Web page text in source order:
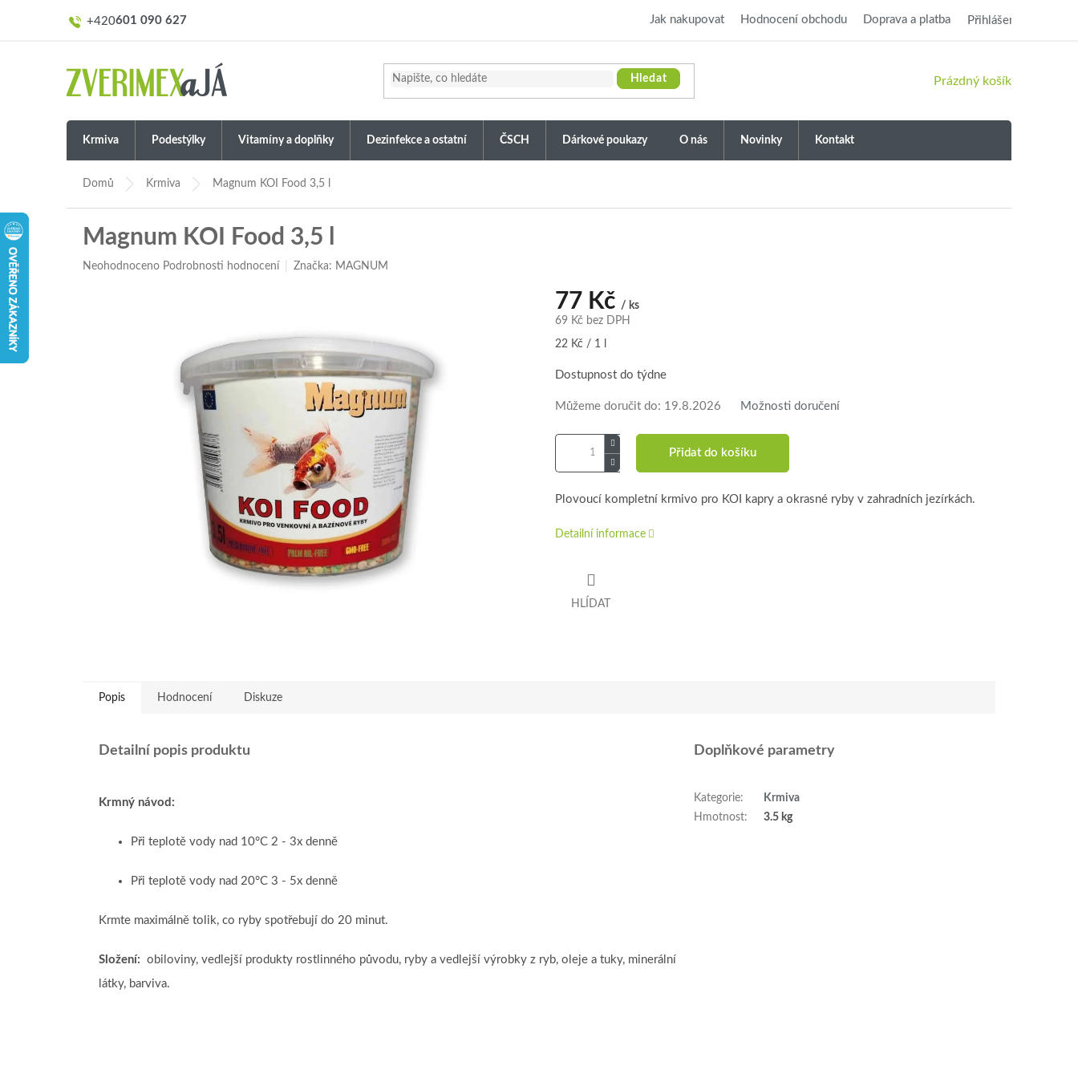
601 090 627 Jak nakupovat Hodnocení obchodu Doprava a platba Přihlášení
Hledat
NÁKUPNÍ
Prázdný košík
Krmiva Podestýlky Vitamíny a doplňky Dezinfekce a ostatní ČSCH Dárkové poukazy O nás Novinky Kontakt
Domů Krmiva Magnum KOI Food 3,5 l
Magnum KOI Food 3,5 l
Průměrné
Neohodnoceno Podrobnosti hodnocení Značka: MAGNUM
77 Kč / ks
69 Kč bez DPH
Měrná
22 Kč / 1 l
Dostupnost do týdne
Můžeme doručit do: 19.8.2026 Možnosti doručení
Přidat do košíku
Plovoucí kompletní krmivo pro KOI kapry a okrasné ryby v zahradních jezírkách.
Detailní informace
HLÍDAT
Popis Hodnocení Diskuze
Detailní popis produktu
Krmný návod:
Při teplotě vody nad 10°C 2 - 3x denně
Při teplotě vody nad 20°C 3 - 5x denně
Krmte maximálně tolik, co ryby spotřebují do 20 minut.
Složení: obiloviny, vedlejší produkty rostlinného původu, ryby a vedlejší výrobky z ryb, oleje a tuky, minerální
látky, barviva.
Doplňkové parametry
Kategorie:
Krmiva
Hmotnost: 3.5 kg